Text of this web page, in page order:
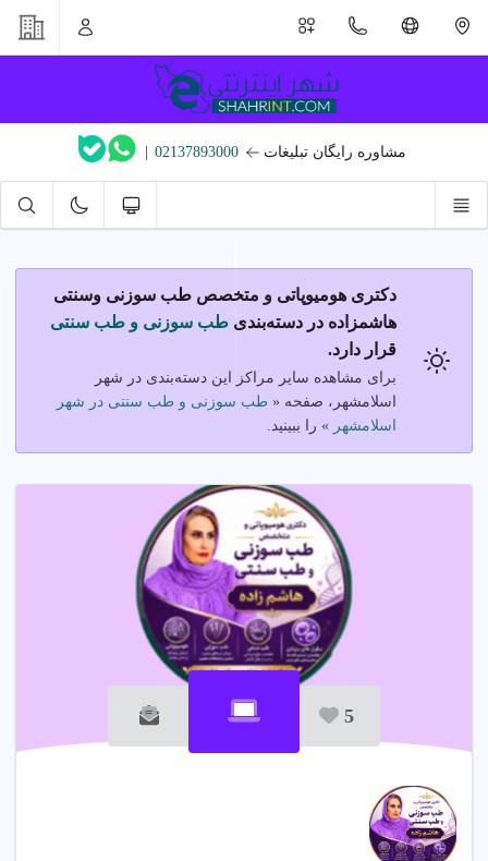
مشاوره رایگان تبلیغات 02137893000
|
دکتری هومیوپاتی و متخصص طب سوزنی وسنتی
هاشمزاده در دسته‌بندیطب سوزنی و طب سنتی
قرار دارد.
برای مشاهده سایر مراکز این دسته‌بندی در شهر
اسلامشهر، صفحه «طب سوزنی و طب سنتی در شهر
اسلامشهر» را ببینید.
5